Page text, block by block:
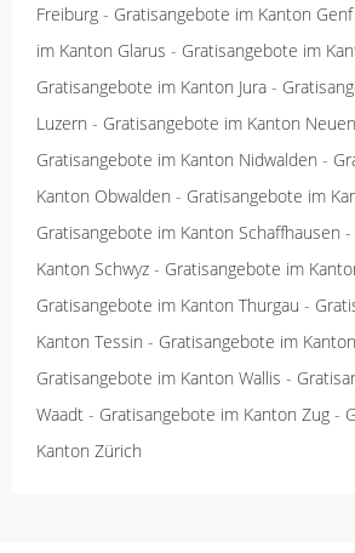
Freiburg - Gratisangebote im Kanton Genf
im Kanton Glarus - Gratisangebote im
Gratisangebote im Kanton Jura -
Luzern - Gratisangebote im Kanton
Gratisangebote im Kanton Nidwalden -
Kanton Obwalden - Gratisangebote im
Gratisangebote im Kanton Schaffhausen -
Kanton Schwyz - Gratisangebote im
Gratisangebote im Kanton Thurgau -
Kanton Tessin - Gratisangebote im
Gratisangebote im Kanton Wallis -
Waadt - Gratisangebote im Kanton Zug -
Kanton Zürich